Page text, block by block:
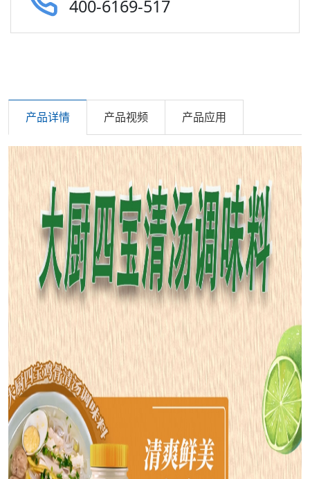
400-6169-517
产品详情 产品视频 产品应用